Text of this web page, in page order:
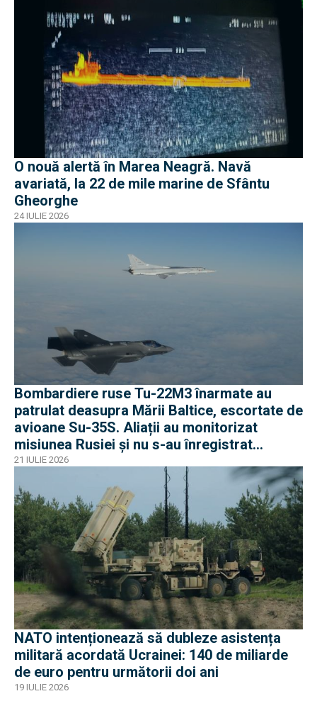
O nouă alertă în Marea Neagră. Navă
avariată, la 22 de mile marine de Sfântu
Gheorghe
24 IULIE 2026
Bombardiere ruse Tu-22M3 înarmate au
patrulat deasupra Mării Baltice, escortate de
avioane Su-35S. Aliații au monitorizat
misiunea Rusiei și nu s-au înregistrat
incidente
21 IULIE 2026
NATO intenționează să dubleze asistența
militară acordată Ucrainei: 140 de miliarde
de euro pentru următorii doi ani
19 IULIE 2026